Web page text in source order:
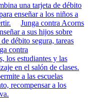
una tarjeta de débito
enseñar a los niños a
Junga contra Acorns
a sus hijos sobre
débito segura, tareas
contra
los estudiantes y las
en el salón de clases.
a las escuelas
recompensar a los